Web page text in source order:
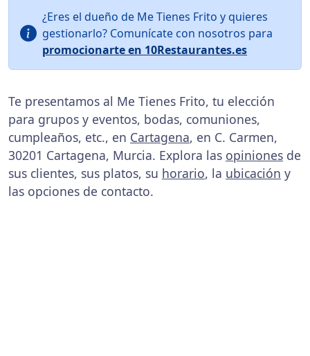
¿Eres el dueño de Me Tienes Frito y quieres
gestionarlo? Comunícate con nosotros para
promocionarte en 10Restaurantes.es
Te presentamos al Me Tienes Frito, tu elección
para grupos y eventos, bodas, comuniones,
cumpleaños, etc., en Cartagena, en C. Carmen,
30201 Cartagena, Murcia. Explora las opiniones de
sus clientes, sus platos, su horario, la ubicación y
las opciones de contacto.